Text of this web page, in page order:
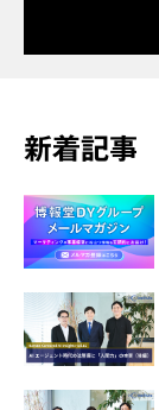
新着記事